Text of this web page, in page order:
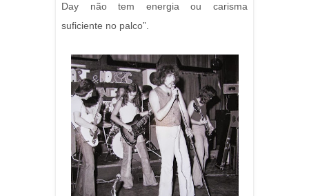
Day não tem energia ou carisma
suficiente no palco”.